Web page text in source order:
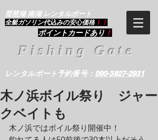
琵琶湖 南湖 レンタルボート
​全艇ガソリン代込みの安心価格 ！！
ポイントカードあり ！
Fishing Gate
レンタルボート予約番号： 090-3827-2931
木ノ浜ボイル祭り ジャー
クベイトも
木ノ浜ではボイル祭り開催中！